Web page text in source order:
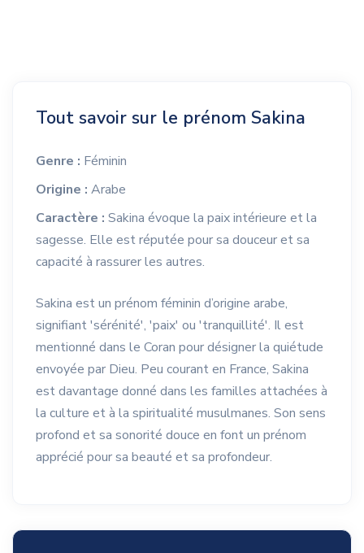
Tout savoir sur le prénom Sakina
Genre : Féminin
Origine : Arabe
Caractère : Sakina évoque la paix intérieure et la
sagesse. Elle est réputée pour sa douceur et sa
capacité à rassurer les autres.
Sakina est un prénom féminin d’origine arabe,
signifiant 'sérénité', 'paix' ou 'tranquillité'. Il est
mentionné dans le Coran pour désigner la quiétude
envoyée par Dieu. Peu courant en France, Sakina
est davantage donné dans les familles attachées à
la culture et à la spiritualité musulmanes. Son sens
profond et sa sonorité douce en font un prénom
apprécié pour sa beauté et sa profondeur.